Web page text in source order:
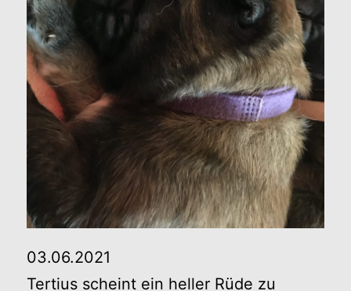
03.06.2021
Tertius scheint ein heller Rüde zu